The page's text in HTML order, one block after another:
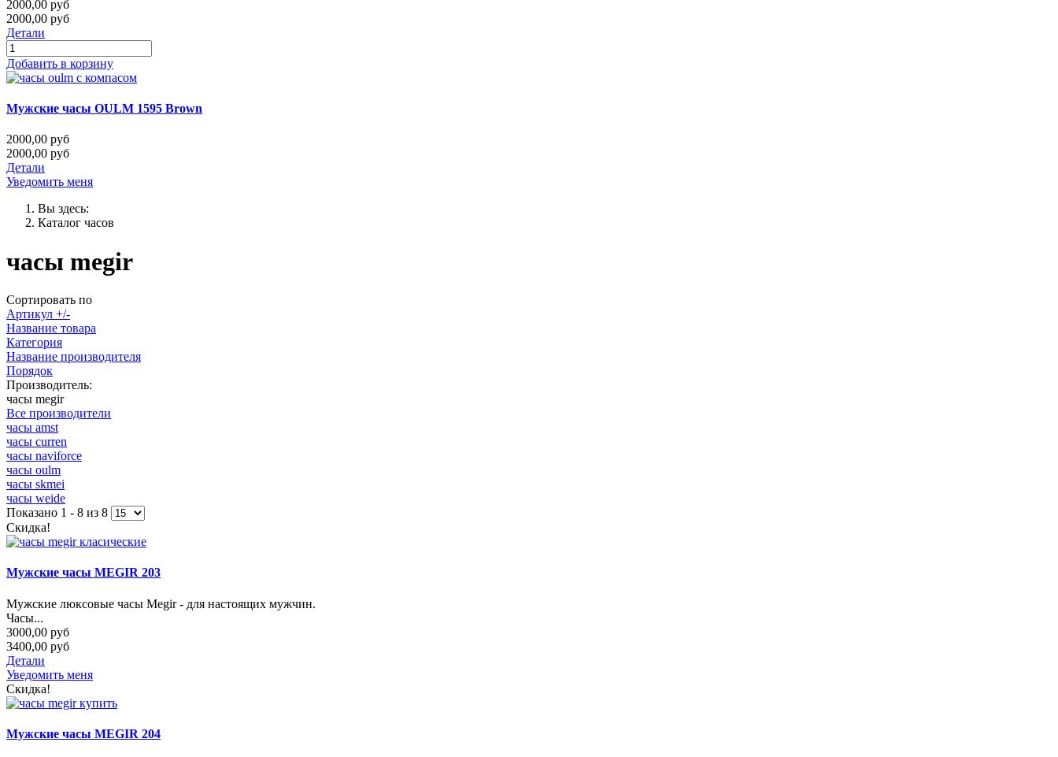
2000,00 руб
2000,00 руб
Детали
Добавить в корзину
Мужские часы OULM 1595 Brown
2000,00 руб
2000,00 руб
Детали
Уведомить меня
Вы здесь:
Каталог часов
часы megir
Сортировать по
Артикул +/-
Название товара
Категория
Название производителя
Порядок
Производитель:
часы megir
Все производители
часы amst
часы curren
часы naviforce
часы oulm
часы skmei
часы weide
Показано 1 - 8 из 8
Скидка!
Мужские часы MEGIR 203
Мужские люксовые часы Megir - для настоящих мужчин.
Часы...
3000,00 руб
3400,00 руб
Детали
Уведомить меня
Скидка!
Мужские часы MEGIR 204